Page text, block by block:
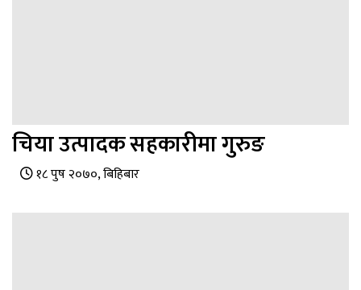
चिया उत्पादक सहकारीमा गुरुङ
१८ पुष २०७०, बिहिबार